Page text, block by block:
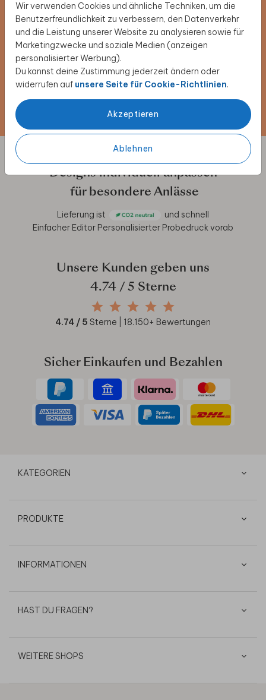
Wir verwenden Cookies und ähnliche Techniken, um die
Benutzerfreundlichkeit zu verbessern, den Datenverkehr
und die Leistung unserer Website zu analysieren sowie für
Marketingzwecke und soziale Medien (anzeigen
personalisierter Werbung).
Du kannst deine Zustimmung jederzeit ändern oder
widerrufen auf unsere Seite für Cookie-Richtlinien.
Akzeptieren
Ablehnen
Melde dich für unseren Newsletter an und entdecke
exklusive Angebote, kreative Inspirationen und
spannende Neuigkeiten aus unserer Produktwelt. Als
Dankeschön erhältst du 5 € Rabatt auf deine nächste
Bestellung.
Designs individuell anpassen
für besondere Anlässe
Lieferung ist
und schnell
Einfacher Editor Personalisierter Probedruck vorab
Unsere Kunden geben uns
4.74/ 5 Sterne
4.74 / 5 Sterne | 18.150+ Bewertungen
Sicher Einkaufen und Bezahlen
KATEGORIEN
PRODUKTE
INFORMATIONEN
HAST DU FRAGEN?
WEITERE SHOPS